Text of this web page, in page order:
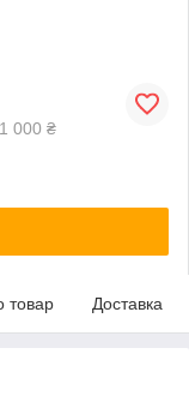
000 ₴
товар Доставка